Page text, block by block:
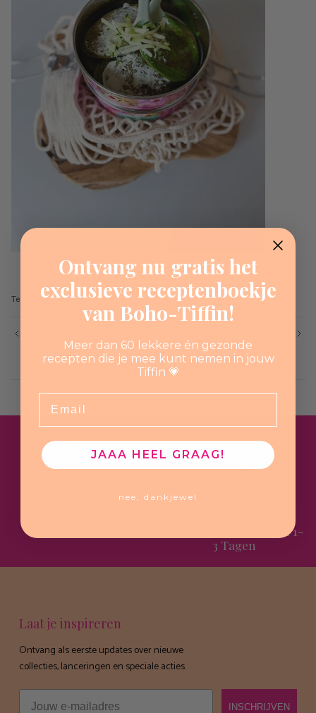
Teilen
Zurück zum Rezepte
14 Tage Bedenkzeit
Geschenkgutscheine
erhältlich
Versand innerhalb von 1-
3 Tagen
Laat je inspireren
Ontvang als eerste updates over nieuwe
collecties, lanceringen en speciale acties.
Email
INSCHRIJVEN
Ontvang nu gratis het
exclusieve receptenboekje
van Boho-Tiffin!
Meer dan 60 lekkere én gezonde
recepten die je mee kunt nemen in jouw
Tiffin 💗
JAAA HEEL GRAAG!
nee, dankjewel